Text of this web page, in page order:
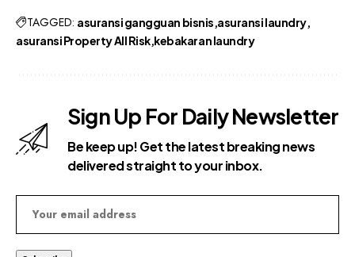
TAGGED: asuransi gangguan bisnis asuransi laundry
asuransi Property All Risk kebakaran laundry
Sign Up For Daily Newsletter
Be keep up! Get the latest breaking news
delivered straight to your inbox.